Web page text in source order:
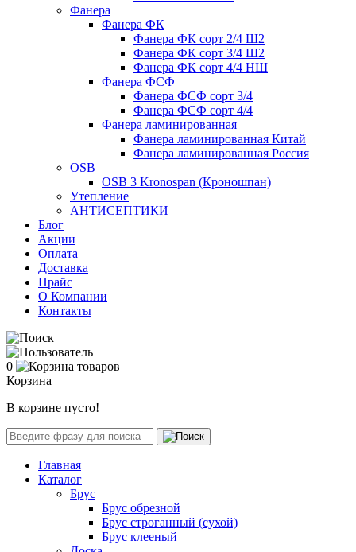
Фанера
Фанера ФК
Фанера ФК сорт 2/4 Ш2
Фанера ФК сорт 3/4 Ш2
Фанера ФК сорт 4/4 НШ
Фанера ФСФ
Фанера ФСФ сорт 3/4
Фанера ФСФ сорт 4/4
Фанера ламинированная
Фанера ламинированная Китай
Фанера ламинированная Россия
OSB
OSB 3 Kronospan (Кроношпан)
Утепление
АНТИСЕПТИКИ
Блог
Акции
Оплата
Доставка
Прайс
О Компании
Контакты
0
Корзина
В корзине пусто!
Главная
Каталог
Брус
Брус обрезной
Брус строганный (сухой)
Брус клееный